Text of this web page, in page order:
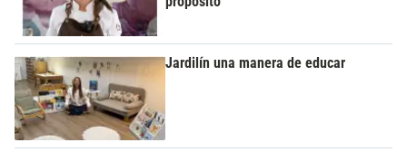
Jardilín una manera de educar